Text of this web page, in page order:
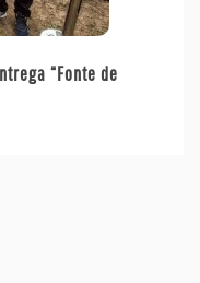
“Fonte de